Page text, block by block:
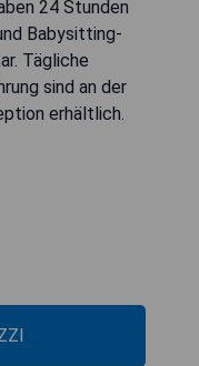
24 Stunden
Babysitting-
Tägliche
sind an der
erhältlich.